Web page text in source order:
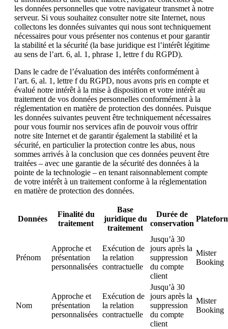
les données personnelles que votre navigateur transmet à notre
serveur. Si vous souhaitez consulter notre site Internet, nous
collectons les données suivantes qui nous sont techniquement
nécessaires pour vous présenter nos contenus et pour garantir
la stabilité et la sécurité (la base juridique est l’intérêt légitime
au sens de l’art. 6, al. 1, phrase 1, lettre f du RGPD).
Dans le cadre de l’évaluation des intérêts conformément à
l’art. 6, al. 1, lettre f du RGPD, nous avons pris en compte et
évalué notre intérêt à la mise à disposition et votre intérêt au
traitement de vos données personnelles conformément à la
réglementation en matière de protection des données. Puisque
les données suivantes peuvent être techniquement nécessaires
pour vous fournir nos services afin de pouvoir vous offrir
notre site Internet et de garantir également la stabilité et la
sécurité, en particulier la protection contre les abus, nous
sommes arrivés à la conclusion que ces données peuvent être
traitées – avec une garantie de la sécurité des données à la
pointe de la technologie – en tenant raisonnablement compte
de votre intérêt à un traitement conforme à la réglementation
en matière de protection des données.
Données
Finalité du
traitement
Base
juridique du
traitement
Durée de
conservation
Prénom
Approche et
présentation
personnalisées
Exécution de
la relation
contractuelle
Jusqu’à 30
jours après la
suppression
du compte
client
Mister
Booking
Nom
Approche et
présentation
personnalisées
Exécution de
la relation
contractuelle
Jusqu’à 30
jours après la
suppression
du compte
client
Mister
Booking